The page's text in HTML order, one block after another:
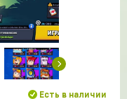
Есть в наличии